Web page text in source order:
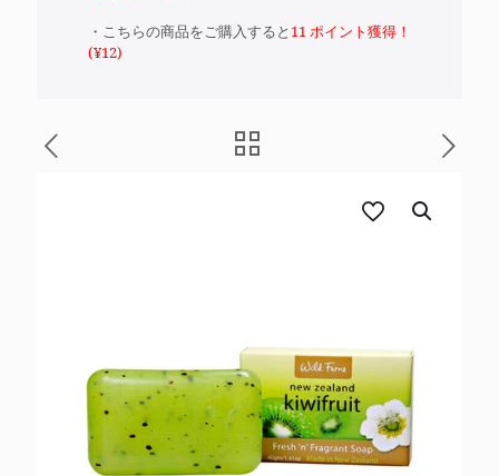
・こちらの商品をご購入すると 11 ポイント獲得！
(¥12)